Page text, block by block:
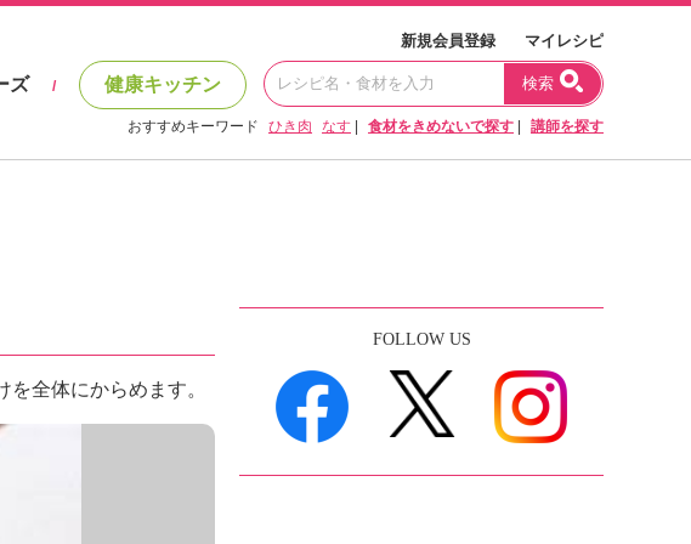
新規会員登録 マイレシピ
ズ / 健康キッチン 検索
おすすめキーワード ひき肉 なす 食材をきめないで探す 講師を探す
全体にからめます。
FOLLOW US